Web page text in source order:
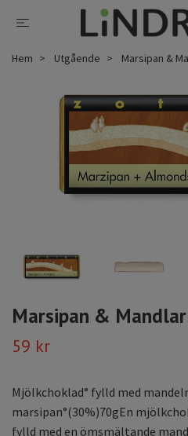
Hem Utgående Marsipan &
Marsipan & Mandlar
59 kr
Mjölkchoklad° fylld med
marsipan°(30%)70gEn
fylld med en ömsmältande